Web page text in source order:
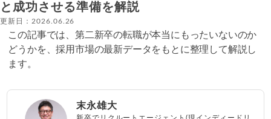
と成功させる準備を解説
更新日：2026.06.26
この記事では、第二新卒の転職が本当にもったいないのか
どうかを、採用市場の最新データをもとに整理して解説し
ます。
末永雄大